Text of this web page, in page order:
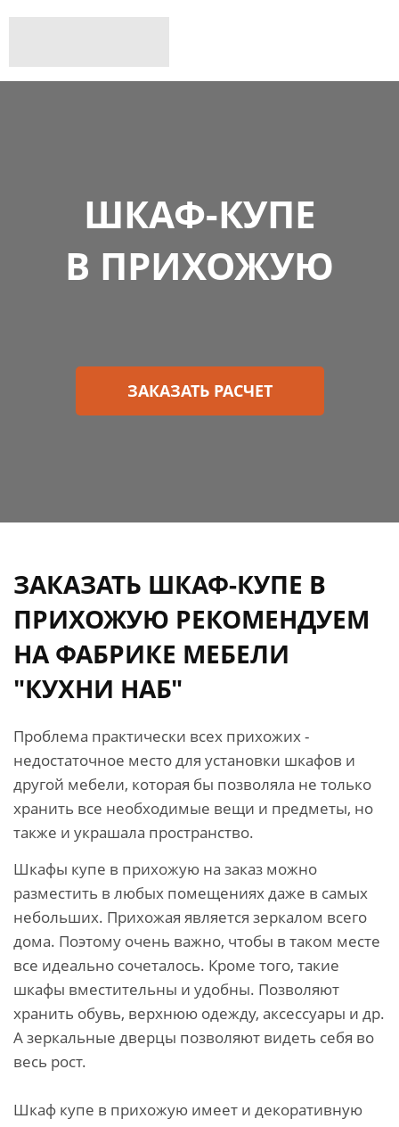
ШКАФ-КУПЕ
В ПРИХОЖУЮ
ЗАКАЗАТЬ РАСЧЕТ
ЗАКАЗАТЬ ШКАФ-КУПЕ В
ПРИХОЖУЮ РЕКОМЕНДУЕМ
НА ФАБРИКЕ МЕБЕЛИ
"КУХНИ НАБ"
Проблема практически всех прихожих -
недостаточное место для установки шкафов и
другой мебели, которая бы позволяла не только
хранить все необходимые вещи и предметы, но
также и украшала пространство.
Шкафы купе в прихожую на заказ можно
разместить в любых помещениях даже в самых
небольших. Прихожая является зеркалом всего
дома. Поэтому очень важно, чтобы в таком месте
все идеально сочеталось. Кроме того, такие
шкафы вместительны и удобны. Позволяют
хранить обувь, верхнюю одежду, аксессуары и др.
А зеркальные дверцы позволяют видеть себя во
весь рост.
Шкаф купе в прихожую имеет и декоративную